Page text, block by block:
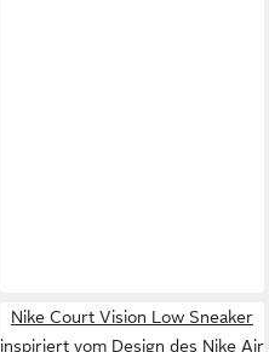
Nike Court Vision Low Sneaker
inspiriert vom Design des Nike Air